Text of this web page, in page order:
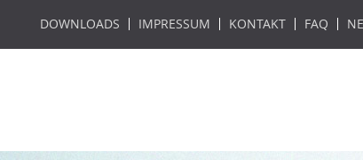
DOWNLOADS IMPRESSUM KONTAKT FAQ